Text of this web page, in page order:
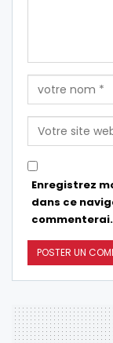
Enregistrez
dans ce
commenterai.